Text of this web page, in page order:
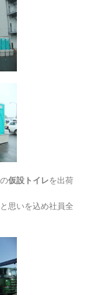
仮設トイレを出荷
思いを込め社員全